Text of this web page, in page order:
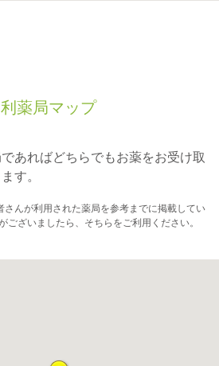
薬局マップ
あればどちらでもお薬をお受け取
す。
んが利用された薬局を参考までに掲載してい
ございましたら、そちらをご利用ください。